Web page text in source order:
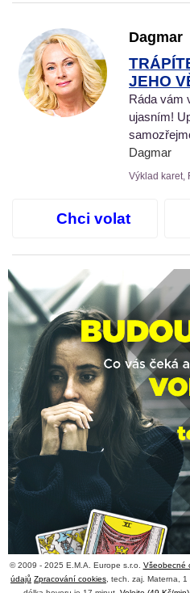
Dagmar
JEHO
Ráda vám
ujasním!
Dagmar
Výklad karet,
Chci volat
© 2009 - 2025 E.M.A. Europe s.r.o. Všeobecné
údajů Zpracování cookies , tech. zaj. Materna,